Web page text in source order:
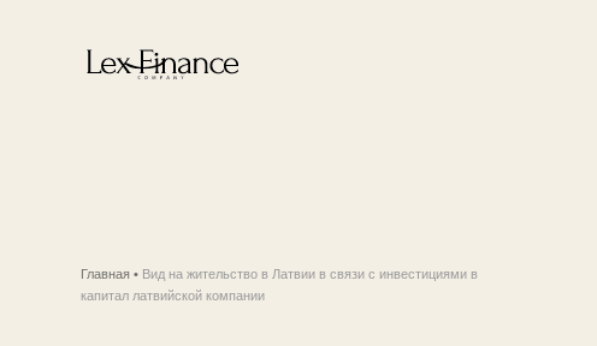
Главная • Вид на жительство в Латвии в связи с инвестициями в
капитал латвийской компании